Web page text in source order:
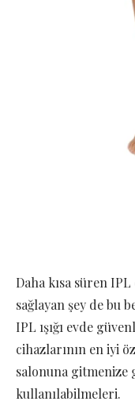
Daha kısa süren
sağlayan şey de bu
IPL ışığı evde
cihazlarının en iyi
salonuna gitmenize
kullanılabilmeleri.